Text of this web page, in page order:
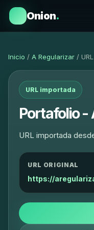
Onion.
Inicio / A Regularizar / URL
URL importada
Portafolio -
URL importada
URL ORIGINAL
https://